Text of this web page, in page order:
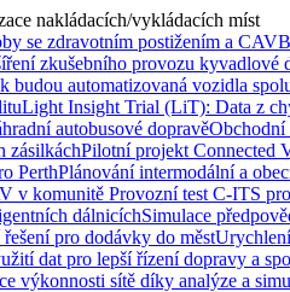
nakládacích/vykládacích míst
se zdravotním postižením a CAV
zkušebního provozu kyvadlové
budou automatizovaná vozidla
Light Insight Trial (LiT): Data z
autobusové dopravěObchodní
zásilkáchPilotní projekt Connected
PerthPlánování intermodální a
v komunitě Provozní test C-ITS
dálnicíchSimulace
pro dodávky do měst
dat pro lepší řízení dopravy a
výkonnosti sítě díky analýze a